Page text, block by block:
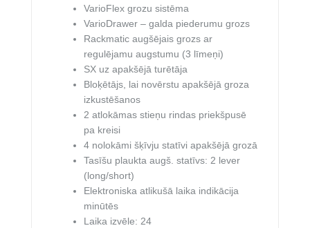
VarioFlex grozu sistēma
VarioDrawer – galda piederumu grozs
Rackmatic augšējais grozs ar
regulējamu augstumu (3 līmeņi)
SX uz apakšējā turētāja
Bloķētājs, lai novērstu apakšējā groza
izkustēšanos
2 atlokāmas stieņu rindas priekšpusē
pa kreisi
4 nolokāmi šķīvju statīvi apakšējā grozā
Tasīšu plaukta augš. statīvs: 2 lever
(long/short)
Elektroniska atlikušā laika indikācija
minūtēs
Laika izvēle: 24